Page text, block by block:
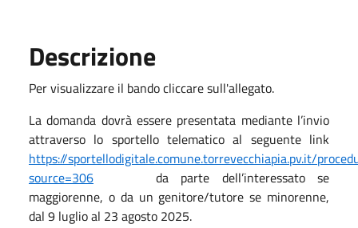
Descrizione
Per visualizzare il bando cliccare sull'allegato.
La domanda dovrà essere presentata mediante l’invio
attraverso lo sportello telematico al seguente link
https://sportellodigitale.comune.torrevecchiapia.pv.it/
source=306
da parte dell’interessato se
maggiorenne, o da un genitore/tutore se minorenne,
dal 9 luglio al 23 agosto 2025.